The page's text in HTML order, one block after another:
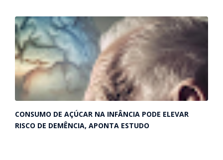
CONSUMO DE AÇÚCAR NA INFÂNCIA PODE ELEVAR
RISCO DE DEMÊNCIA, APONTA ESTUDO